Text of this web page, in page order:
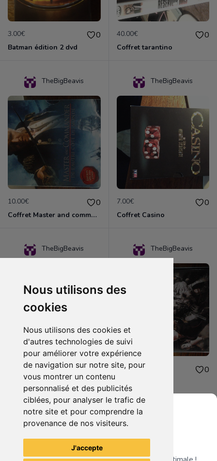
Nous utilisons des
cookies
Nous utilisons des cookies et
d'autres technologies de suivi
pour améliorer votre expérience
de navigation sur notre site, pour
vous montrer un contenu
personnalisé et des publicités
ciblées, pour analyser le trafic de
notre site et pour comprendre la
provenance de nos visiteurs.
J'accepte
3.00€ 0
Batman édition 2 dvd
40.00€ 0
Coffret tarantino
TheBigBeavis
10.00€ 0
Coffret Master and commander - De l'autre côté du monde
TheBigBeavis
7.00€ 0
Coffret Casino
TheBigBeavis
2.00€ 0
Mission impossible
TheBigBeavis
2.00€ 0
Voir tous les articles du vendeur
Grenier du Geek